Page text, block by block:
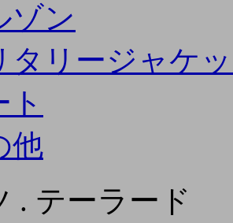
ゾン
タリージャケ
ト
他
. テーラード